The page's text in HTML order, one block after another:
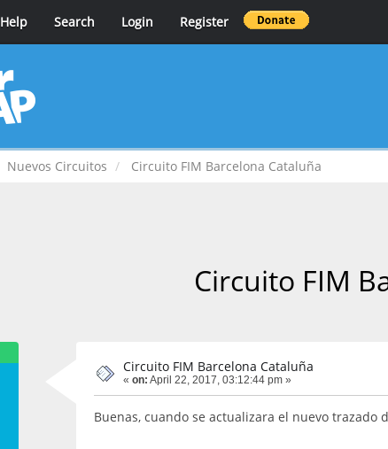
Help Search Login Register
Nuevos Circuitos Circuito FIM Barcelona Cataluña
Circuito FIM
Circuito FIM Barcelona Cataluña
« on: April 22, 2017, 03:12:44 pm »
Buenas, cuando se actualizara el nuevo